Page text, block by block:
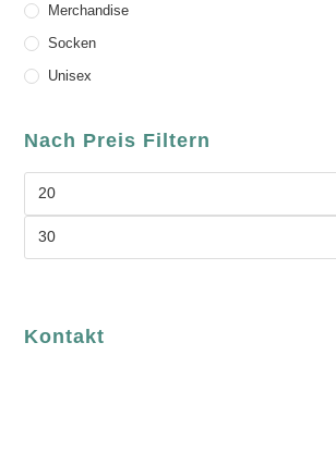
Merchandise
Socken
Unisex
Nach Preis Filtern
Kontakt